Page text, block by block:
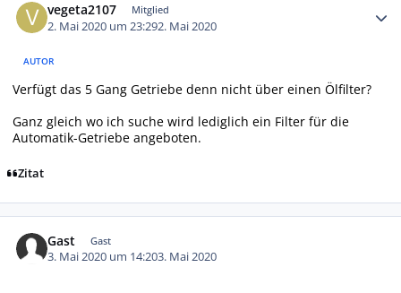
vegeta2107 Mitglied
2. Mai 2020 um 23:292. Mai 2020
AUTOR
Verfügt das 5 Gang Getriebe denn nicht über einen Ölfilter?
Ganz gleich wo ich suche wird lediglich ein Filter für die
Automatik-Getriebe angeboten.
Zitat
Gast Gast
3. Mai 2020 um 14:203. Mai 2020